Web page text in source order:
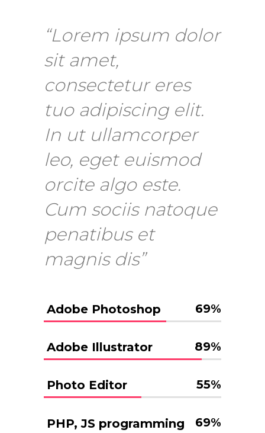
“Lorem ipsum dolor
sit amet,
consectetur eres
tuo adipiscing elit.
In ut ullamcorper
leo, eget euismod
orcite algo este.
Cum sociis natoque
penatibus et
magnis dis”
Adobe Photoshop 69%
Adobe Illustrator 89%
Photo Editor 55%
PHP, JS programming 69%